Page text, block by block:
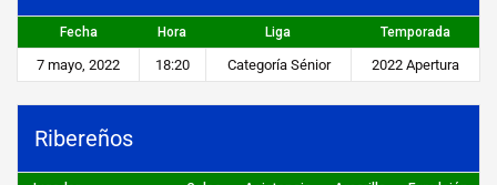
l
a
d
Fecha Hora Liga Temporada
7 mayo, 2022 18:20 Categoría Sénior 2022 Apertura
Ribereños